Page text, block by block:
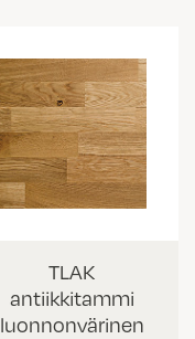
TLAK
antiikkitammi
luonnonvärinen